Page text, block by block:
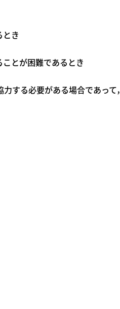
き
とが困難であるとき
する必要がある場合であって，